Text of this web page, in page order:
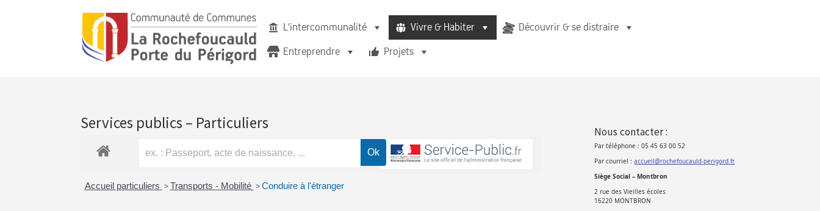
L'intercommunalité Vivre & Habiter
Découvrir & se distraire
Entreprendre
Projets
Services publics – Particuliers
Accueil particuliers > Transports - Mobilité > Conduire à l'étranger
Nous contacter :
Par téléphone : 05 45 63 00 52
Par courriel :accueil@rochefoucauld-perigord.fr
Siège Social – Montbron
2 rue des Vieilles écoles
16220 MONTBRON